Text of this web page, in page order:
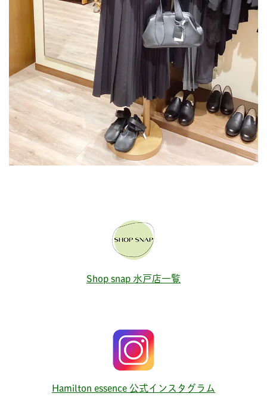
Shop snap 水戸店一覧
Hamilton essence 公式インスタグラム